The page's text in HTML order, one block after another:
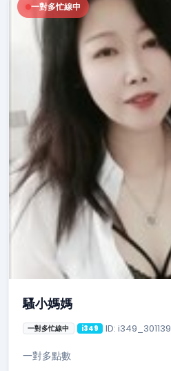
一對多忙線中
騷小媽媽
一對多忙線中 i349 ID: i349_301139
一對多點數